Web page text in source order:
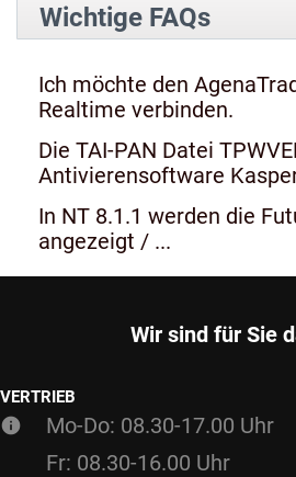
Wichtige FAQs
Ich möchte den
Realtime verbinden.
Die TAI-PAN Datei
Antivierensoftware
In NT 8.1.1 werden die
angezeigt / ...
Wir sind für Sie
VERTRIEB
Mo-Do: 08.30-17.00 Uhr
Fr: 08.30-16.00 Uhr